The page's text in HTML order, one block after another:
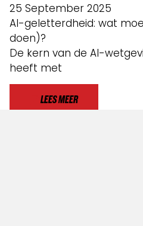
25 September 2025
AI-geletterdheid: wat
doen)?
De kern van de AI-
heeft met
LEES MEER